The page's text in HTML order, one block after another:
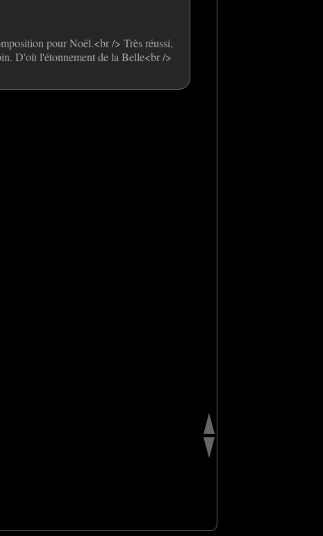
pour Noël.<br /> Très réussi,
D'où l'étonnement de la Belle<br />